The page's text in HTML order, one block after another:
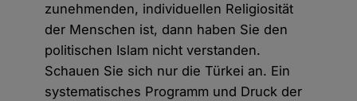
zunehmenden, individuellen Religiosität
der Menschen ist, dann haben Sie den
politischen Islam nicht verstanden.
Schauen Sie sich nur die Türkei an. Ein
systematisches Programm und Druck der